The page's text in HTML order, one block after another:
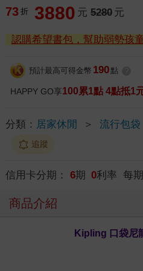
73 折 3880 元 5280 元
認購希望書包，幫助弱勢孩
預計最高可得金幣 190 點
HAPPY GO享100累1點 4點抵1
分類： 居家休閒 ＞ 流行包袋
追蹤
信用卡分期： 6期 0利率 每期
商品介紹
Kipling 口袋尼